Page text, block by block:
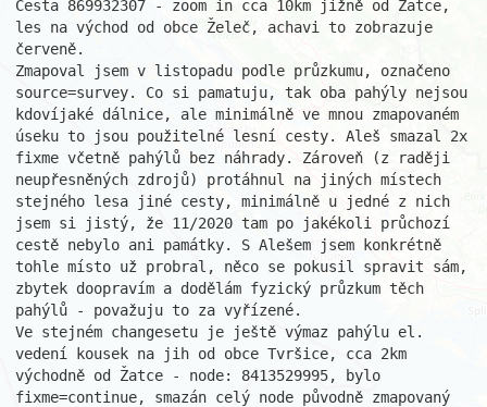
Cesta 869932307 - zoom in cca 10km jižně od Žatce,
les na východ od obce Želeč, achavi to zobrazuje
červeně.
Zmapoval jsem v listopadu podle průzkumu, označeno
source=survey. Co si pamatuju, tak oba pahýly nejsou
kdovíjaké dálnice, ale minimálně ve mnou zmapovaném
úseku to jsou použitelné lesní cesty. Aleš smazal 2x
fixme včetně pahýlů bez náhrady. Zároveň (z raději
neupřesněných zdrojů) protáhnul na jiných místech
stejného lesa jiné cesty, minimálně u jedné z nich
jsem si jistý, že 11/2020 tam po jakékoli průchozí
cestě nebylo ani památky. S Alešem jsem konkrétně
tohle místo už probral, něco se pokusil spravit sám,
zbytek doopravím a dodělám fyzický průzkum těch
pahýlů - považuju to za vyřízené.
Ve stejném changesetu je ještě výmaz pahýlu el.
vedení kousek na jih od obce Tvršice, cca 2km
východně od Žatce - node: 8413529995, bylo
fixme=continue, smazán celý node původně zmapovaný